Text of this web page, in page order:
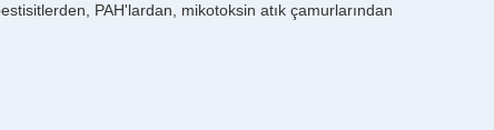
PAH'lardan, mikotoksin atık çamurlarından